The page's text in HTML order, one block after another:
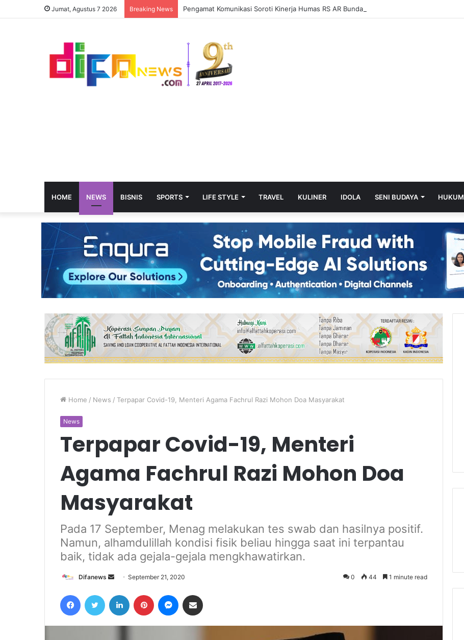
Jumat, Agustus 7 2026 Breaking News
HOME NEWS BISNIS SPORTS LIFE STYLE TRAVEL KULINER IDOLA SENI BUDAYA HUKUM
Home / News / Terpapar Covid-19, Menteri Agama Fachrul Razi Mohon Doa Masyarakat
News
Terpapar Covid-19, Menteri
Agama Fachrul Razi Mohon Doa
Masyarakat
Pada 17 September, Menag melakukan tes swab dan hasilnya positif.
Namun, alhamdulillah kondisi fisik beliau hingga saat ini terpantau
baik, tidak ada gejala-gejala mengkhawatirkan.
Difanews
Send
email
September 21, 2020 0 44 1 minute read
FacebookTwitter LinkedIn Pinterest Messenger